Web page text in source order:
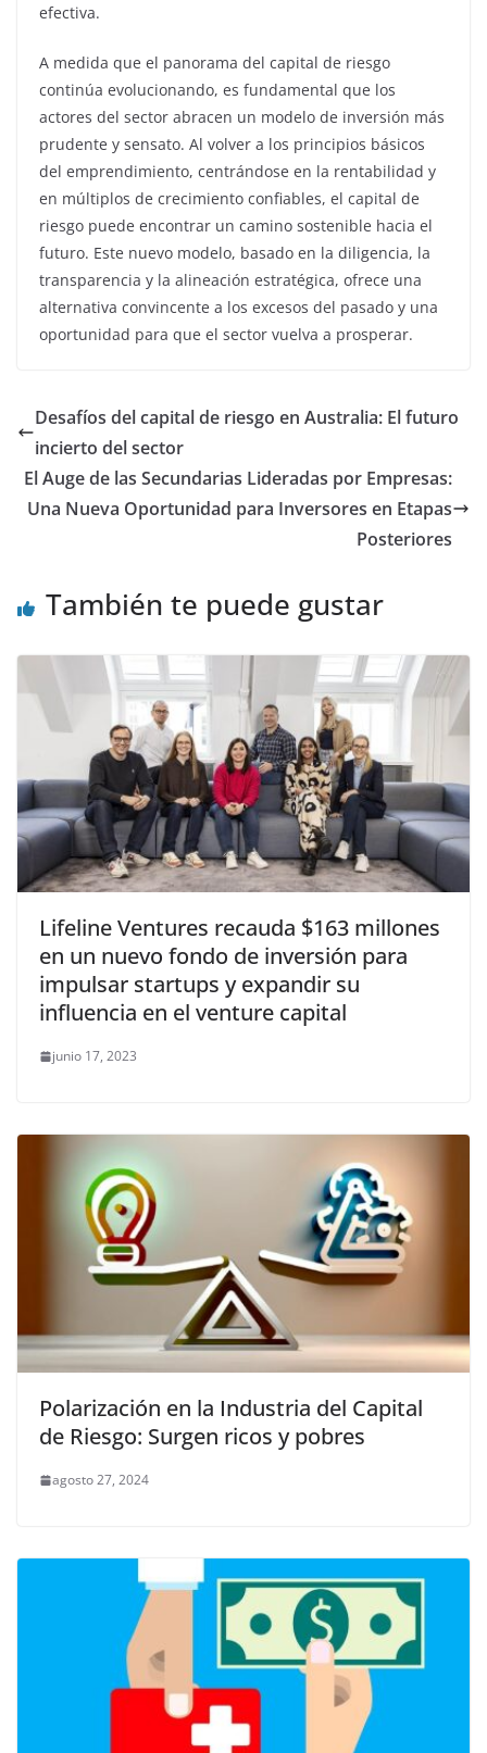
efectiva.
A medida que el panorama del capital de riesgo
continúa evolucionando, es fundamental que los
actores del sector abracen un modelo de inversión más
prudente y sensato. Al volver a los principios básicos
del emprendimiento, centrándose en la rentabilidad y
en múltiplos de crecimiento confiables, el capital de
riesgo puede encontrar un camino sostenible hacia el
futuro. Este nuevo modelo, basado en la diligencia, la
transparencia y la alineación estratégica, ofrece una
alternativa convincente a los excesos del pasado y una
oportunidad para que el sector vuelva a prosperar.
Desafíos del capital de riesgo en Australia: El futuro
incierto del sector
El Auge de las Secundarias Lideradas por Empresas:
Una Nueva Oportunidad para Inversores en Etapas
Posteriores
También te puede gustar
Lifeline Ventures recauda $163 millones
en un nuevo fondo de inversión para
impulsar startups y expandir su
influencia en el venture capital
junio 17, 2023
Polarización en la Industria del Capital
de Riesgo: Surgen ricos y pobres
agosto 27, 2024